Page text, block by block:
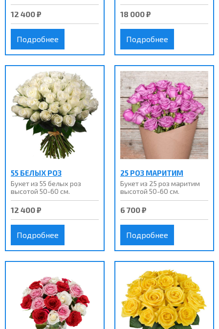
12 400 ₽
Подробнее
18 000 ₽
Подробнее
55 БЕЛЫХ РОЗ
Букет из 55 белых роз
высотой 50-60 см.
12 400 ₽
Подробнее
25 РОЗ МАРИТИМ
Букет из 25 роз маритим
высотой 50-60 см.
6 700 ₽
Подробнее